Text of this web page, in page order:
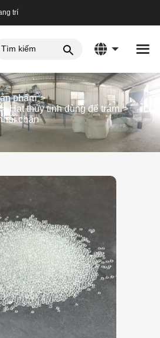
trí
phẩm
Hạt thủy tinh dùng để trám
chăn